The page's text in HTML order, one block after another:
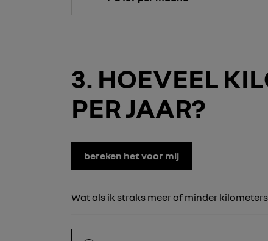
3 HOEVEEL
PER JAAR?
bereken het voor mij
Wat als ik straks meer of minder